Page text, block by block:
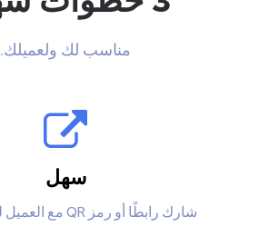
مناسب لك ولعميلك.
سهل
شارك رابطًا أو رمز QR مع العميل لتلقي الدفع.